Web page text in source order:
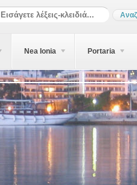
Nea Ionia Portaria